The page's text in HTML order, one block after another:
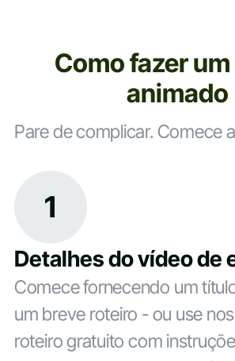
Como fazer
animado
Pare de complicar. Comece
1
Detalhes do vídeo de
Comece fornecendo um
um breve roteiro - ou use
roteiro gratuito com